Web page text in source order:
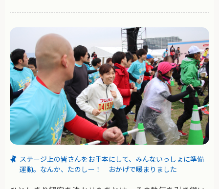
ステージ上の皆さんをお手本にして、みんないっしょに準備
運動。なんか、たのしー！ おかげで暖まりました